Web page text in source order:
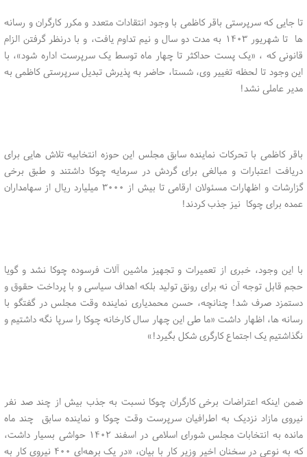
تا جایی که سرپرستی باقر کاظمی با وجود انتقادات متعدد و مکرر کارگران و رسانه
ها تا شهریور ۱۴۰۳ به مدت دو سال و نیم تداوم یافت، و با درنظر گرفتن الزام
قانونی که ، «یک پست حداکثر تا چهار ماه توسط یک سرپرست اداره شود»، با
این وجود تا لحظه تغییر وی، شستا، حاضر به پذیرش تبدیل سرپرستی کاظمی به
مدیر عاملی نشد!
باقر کاظمی با تحرکات نماینده سابق مجلس این حوزه انتخابیه تلاش هایی برای
دریافت اعتبارات و مبالغی برای گردش در سرمایه چوکا داشتند و طبق برخی
گزارشات و اظهارات مسئولان ارقامی تا بیش از ۳۰۰۰ میلیارد ریال از سهامداران
عمده برای چوکا نیز جذب کردند!
با این وجود، خبری از تعمیرات و تجهیز ماشین آلات فرسوده چوکا نشد و گویا
حجم قابل توجه آن نه برای رونق تولید بلکه اهداف سیاسی و با پرداخت حقوق و
دستمزد صرف شد! چنانچه، حسن محمدیاری نماینده وقت مجلس در گفتگو با
رسانه ها، اظهار داشت «ما طی این چهار سال کارخانه چوکا را سرپا نگه داشتیم و
نگذاشتیم یک اجتماع کارگری شکل بگیرد!»
ضمن اینکه اعتراضات برخی کارگران چوکا نسبت به جذب بیش از چند صد نفر
نیروی مازاد نزدیک به اطرافیان سرپرست وقت چوکا و نماینده سابق چند ماه
مانده به انتخابات مجلس شورای اسلامی در اسفند ۱۴۰۲ حواشی بسیار داشت،
که به نوعی در سخنان اخیر وزیر کار با بیان، «در یک برهه‌ای ۴۰۰ نیروی کار به